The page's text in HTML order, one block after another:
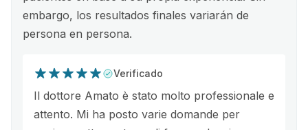
embargo, los resultados finales variarán de
persona en persona.
Verificado
Il dottore Amato è stato molto professionale e
attento. Mi ha posto varie domande per